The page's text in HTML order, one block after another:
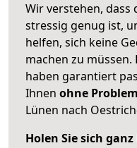
Wir verstehen, dass
stressig genug ist,
helfen, sich keine
machen zu müssen.
haben garantiert
Ihnen ohne
Lünen nach
Holen Sie sich